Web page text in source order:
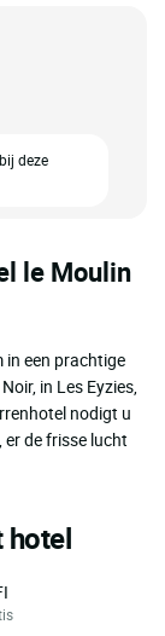
deze
le Moulin
in een prachtige
in Les Eyzies,
nodigt u
er de frisse lucht
hotel